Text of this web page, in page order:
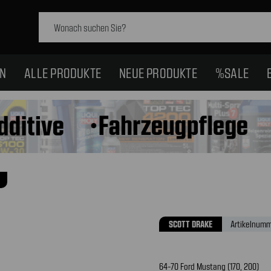
ALLE PRODUKTE NEUE PRODUKTE %SALE
SCOTT DRAKE
64-70 Ford Mustang (170, 200)